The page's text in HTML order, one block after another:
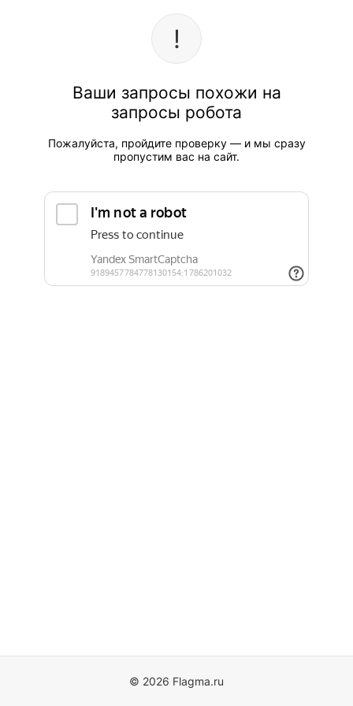
Ваши запросы похожи на
запросы робота
Пожалуйста, пройдите проверку — и мы сразу
пропустим вас на сайт.
© 2026 Flagma.ru